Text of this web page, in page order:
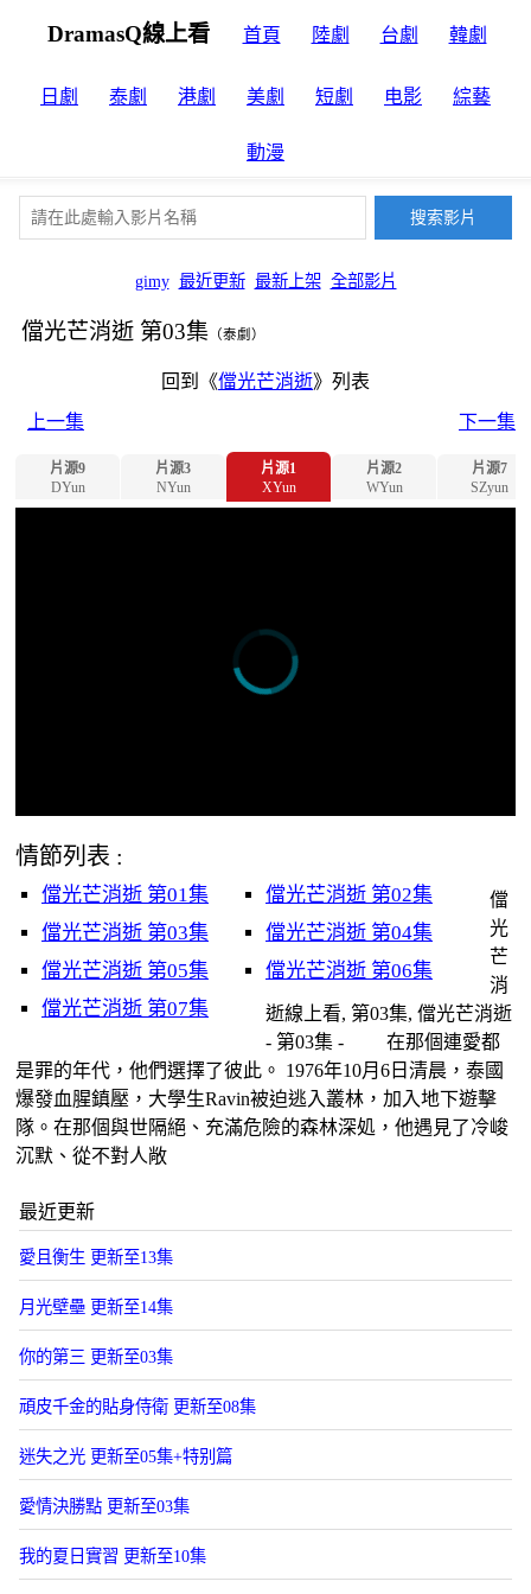
DramasQ線上看 首頁 陸劇 台劇 韓劇
日劇 泰劇 港劇 美劇 短劇 电影 綜藝
動漫
gimy 最近更新 最新上架 全部影片
儅光芒消逝 第03集 （泰劇）
回到《儅光芒消逝》列表
上一集
下一集
片源9
DYun
片源3
NYun
片源1
XYun
片源2
WYun
片源7
SZyun
情節列表 :
儅光芒消逝 第01集
儅光芒消逝 第02集
儅光芒消逝 第03集
儅光芒消逝 第04集
儅光芒消逝 第05集
儅光芒消逝 第06集
儅光芒消逝 第07集
儅
光
芒
消
逝線上看, 第03集, 儅光芒消逝
- 第03集 - 在那個連愛都
是罪的年代，他們選擇了彼此。 1976年10月6日清晨，泰國
爆發血腥鎮壓，大學生Ravin被迫逃入叢林，加入地下遊擊
隊。在那個與世隔絕、充滿危險的森林深処，他遇見了冷峻
沉默、從不對人敞
最近更新
愛且衡生 更新至13集
月光壁壘 更新至14集
你的第三 更新至03集
頑皮千金的貼身侍衛 更新至08集
迷失之光 更新至05集+特别篇
愛情決勝點 更新至03集
我的夏日實習 更新至10集